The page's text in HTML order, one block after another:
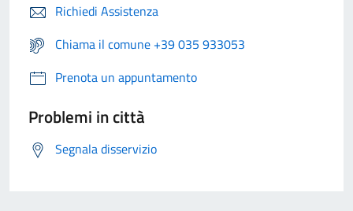
Richiedi Assistenza
Chiama il comune +39 035 933053
Prenota un appuntamento
Problemi in città
Segnala disservizio